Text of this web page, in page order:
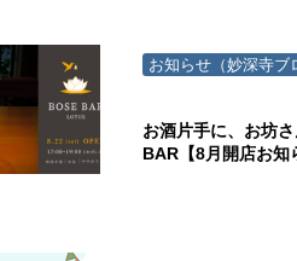
お知らせ（妙深寺ブ
お酒片手に、お坊
BAR【8月開店お知